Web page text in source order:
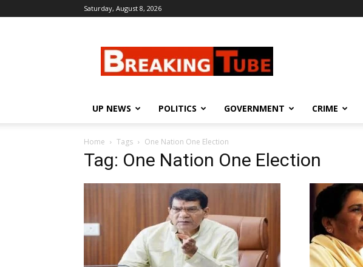
Saturday, August 8, 2026
UP NEWS POLITICS GOVERNMENT CRIME
Home Tags One Nation One Election
Tag: One Nation One Election